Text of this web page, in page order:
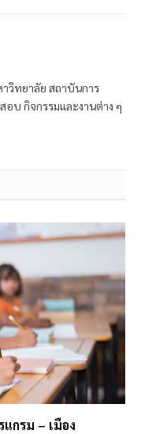
าวิทยาลัย สถาบันการ
บ กิจกรรมและงานต่าง ๆ
แกรม – เมือง